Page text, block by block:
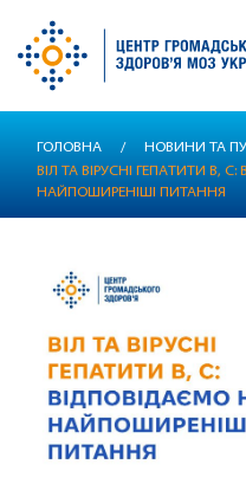
основного
ГОЛОВНА / НОВИНИ ТА
ВІЛ ТА ВІРУСНІ ГЕПАТИТИ В,
НАЙПОШИРЕНІШІ ПИТАННЯ